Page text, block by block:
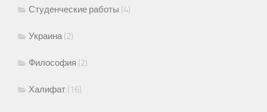
Студенческие работы (4)
Украина(2)
Философия (2)
Халифат (16)